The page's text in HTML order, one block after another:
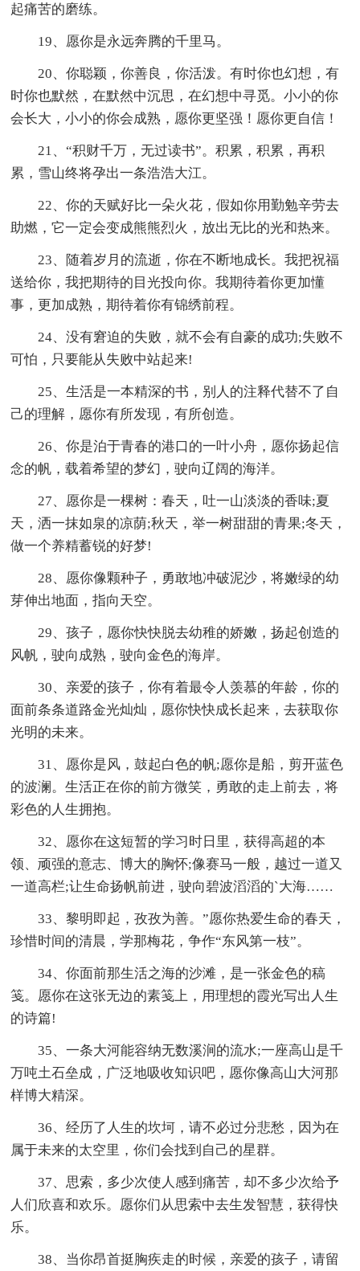
起痛苦的磨练。
19、愿你是永远奔腾的千里马。
20、你聪颖，你善良，你活泼。有时你也幻想，有
时你也默然，在默然中沉思，在幻想中寻觅。小小的你
会长大，小小的你会成熟，愿你更坚强！愿你更自信！
21、“积财千万，无过读书”。积累，积累，再积
累，雪山终将孕出一条浩浩大江。
22、你的天赋好比一朵火花，假如你用勤勉辛劳去
助燃，它一定会变成熊熊烈火，放出无比的光和热来。
23、随着岁月的流逝，你在不断地成长。我把祝福
送给你，我把期待的目光投向你。我期待着你更加懂
事，更加成熟，期待着你有锦绣前程。
24、没有窘迫的失败，就不会有自豪的成功;失败不
可怕，只要能从失败中站起来!
25、生活是一本精深的书，别人的注释代替不了自
己的理解，愿你有所发现，有所创造。
26、你是泊于青春的港口的一叶小舟，愿你扬起信
念的帆，载着希望的梦幻，驶向辽阔的海洋。
27、愿你是一棵树：春天，吐一山淡淡的香味;夏
天，洒一抹如泉的凉荫;秋天，举一树甜甜的青果;冬天，
做一个养精蓄锐的好梦!
28、愿你像颗种子，勇敢地冲破泥沙，将嫩绿的幼
芽伸出地面，指向天空。
29、孩子，愿你快快脱去幼稚的娇嫩，扬起创造的
风帆，驶向成熟，驶向金色的海岸。
30、亲爱的孩子，你有着最令人羡慕的年龄，你的
面前条条道路金光灿灿，愿你快快成长起来，去获取你
光明的未来。
31、愿你是风，鼓起白色的帆;愿你是船，剪开蓝色
的波澜。生活正在你的前方微笑，勇敢的走上前去，将
彩色的人生拥抱。
32、愿你在这短暂的学习时日里，获得高超的本
领、顽强的意志、博大的胸怀;像赛马一般，越过一道又
一道高栏;让生命扬帆前进，驶向碧波滔滔的`大海……
33、黎明即起，孜孜为善。”愿你热爱生命的春天，
珍惜时间的清晨，学那梅花，争作“东风第一枝”。
34、你面前那生活之海的沙滩，是一张金色的稿
笺。愿你在这张无边的素笺上，用理想的霞光写出人生
的诗篇!
35、一条大河能容纳无数溪涧的流水;一座高山是千
万吨土石垒成，广泛地吸收知识吧，愿你像高山大河那
样博大精深。
36、经历了人生的坎坷，请不必过分悲愁，因为在
属于未来的太空里，你们会找到自己的星群。
37、思索，多少次使人感到痛苦，却不多少次给予
人们欣喜和欢乐。愿你们从思索中去生发智慧，获得快
乐。
38、当你昂首挺胸疾走的时候，亲爱的孩子，请留